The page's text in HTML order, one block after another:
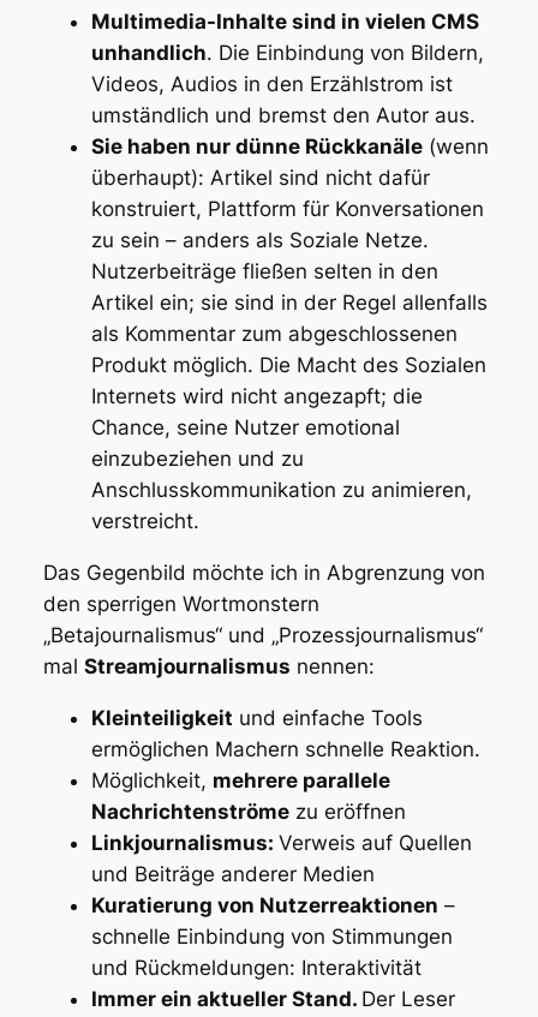
Multimedia-Inhalte sind in vielen CMS
unhandlich. Die Einbindung von Bildern,
Videos, Audios in den Erzählstrom ist
umständlich und bremst den Autor aus.
Sie haben nur dünne Rückkanäle(wenn
überhaupt): Artikel sind nicht dafür
konstruiert, Plattform für Konversationen
zu sein – anders als Soziale Netze.
Nutzerbeiträge fließen selten in den
Artikel ein; sie sind in der Regel allenfalls
als Kommentar zum abgeschlossenen
Produkt möglich. Die Macht des Sozialen
Internets wird nicht angezapft; die
Chance, seine Nutzer emotional
einzubeziehen und zu
Anschlusskommunikation zu animieren,
verstreicht.
Das Gegenbild möchte ich in Abgrenzung von
den sperrigen Wortmonstern
„Betajournalismus“ und „Prozessjournalismus“
mal Streamjournalismus nennen:
Kleinteiligkeit und einfache Tools
ermöglichen Machern schnelle Reaktion.
Möglichkeit, mehrere parallele
Nachrichtenströmezu eröffnen
Linkjournalismus: Verweis auf Quellen
und Beiträge anderer Medien
Kuratierung von Nutzerreaktionen –
schnelle Einbindung von Stimmungen
und Rückmeldungen: Interaktivität
Immer ein aktueller Stand. Der Leser